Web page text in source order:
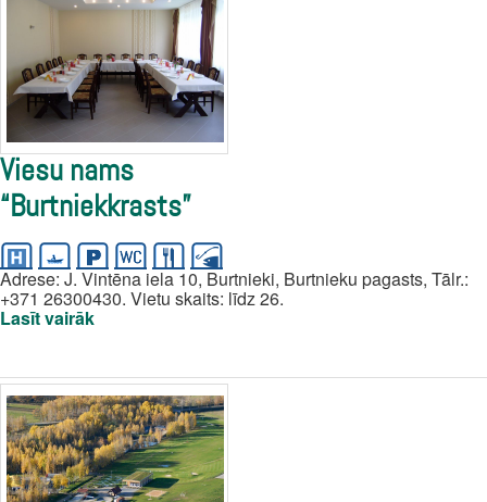
Viesu nams
“Burtniekkrasts”
Adrese: J. Vintēna iela 10, Burtnieki, Burtnieku pagasts, Tālr.:
+371 26300430. Vietu skaits: līdz 26.
Lasīt vairāk